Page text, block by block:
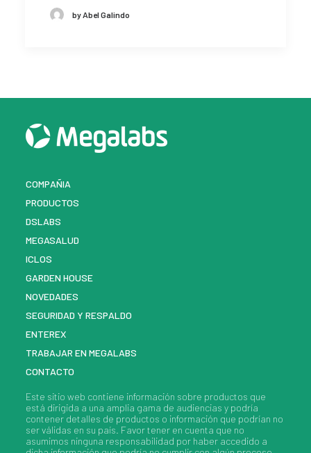
by Abel Galindo
COMPAÑIA
PRODUCTOS
DSLABS
MEGASALUD
ICLOS
GARDEN HOUSE
NOVEDADES
SEGURIDAD Y RESPALDO
ENTEREX
TRABAJAR EN MEGALABS
CONTACTO
Este sitio web contiene información sobre productos que
está dirigida a una amplia gama de audiencias y podría
contener detalles de productos o información que podrían no
ser válidas en su país. Favor tener en cuenta que no
asumimos ninguna responsabilidad por haber accedido a